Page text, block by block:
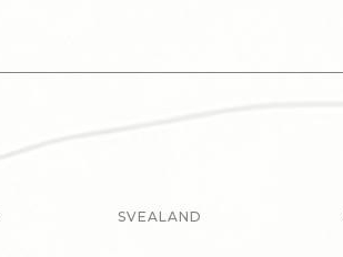
SVEALAND